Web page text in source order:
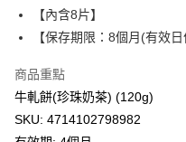
付款後順豐站及營業點
每筆HK$50.00，滿
付款後順豐合作便利店
每筆HK$50.00，滿HK$299.00
付款後其他順豐合作點
【內含8片】
【保存期限：8個月(有效
商品重點
牛軋餅(珍珠奶茶) (120g)
SKU: 4714102798982